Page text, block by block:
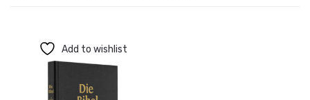
Add to wishlist